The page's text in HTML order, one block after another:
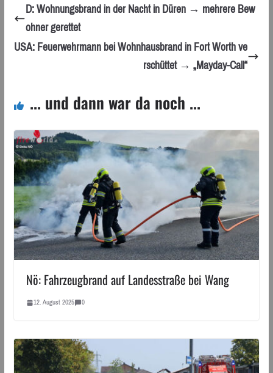
D: Wohnungsbrand in der Nacht in Düren → mehrere Bew
ohner gerettet
USA: Feuerwehrmann bei Wohnhausbrand in Fort Worth ve
rschüttet → „Mayday-Call“
... und dann war da noch ...
Nö: Fahrzeugbrand auf Landesstraße bei Wang
12. August 2025 0